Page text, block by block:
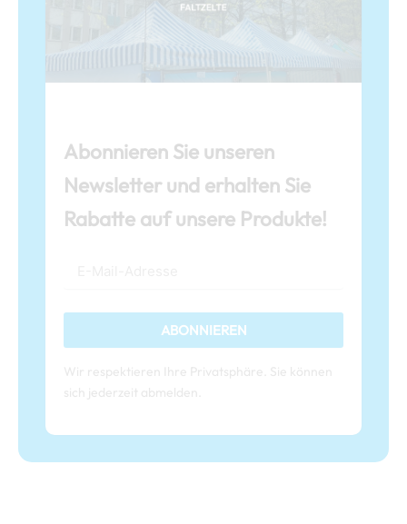
Abonnieren Sie unseren
Newsletter und erhalten Sie
Rabatte auf unsere Produkte!
ABONNIEREN